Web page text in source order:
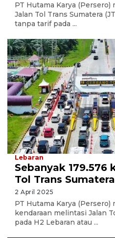
PT Hutama Karya
Jalan Tol Trans Sumatera
tanpa tarif pada ...
Lebaran
Sebanyak 179.576
Tol Trans
2 April 2025
PT Hutama Karya (Persero)
kendaraan melintasi Jalan
pada H2 Lebaran atau ...